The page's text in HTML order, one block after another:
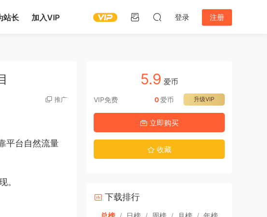
站长 加入VIP 登录 注册
推广
平台自然流量
。
5.9 爱币
VIP免费 升级VIP
0 爱币
立即购买
收藏
下载排行